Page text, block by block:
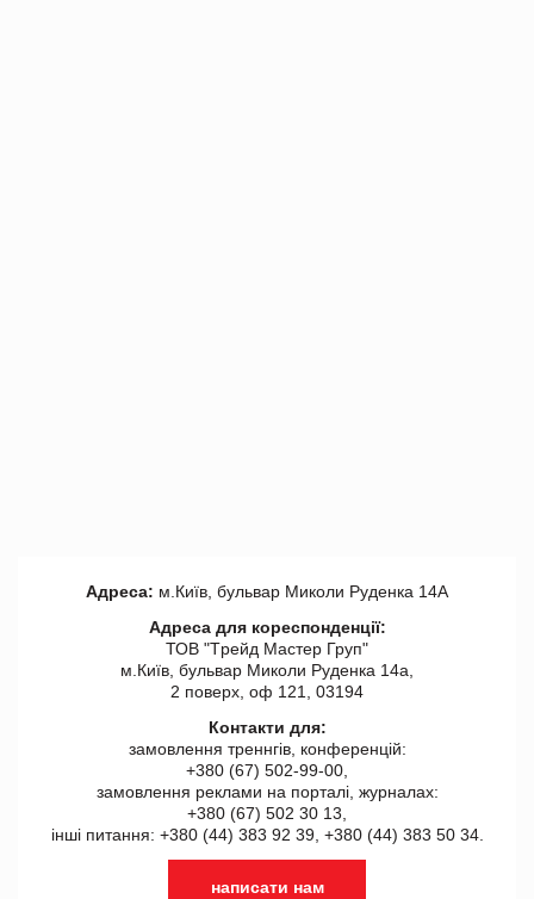
Адреса: м.Київ, бульвар Миколи Руденка 14А
Адреса для кореспонденції:
ТОВ "Tрейд Мастер Груп"
м.Київ, бульвар Миколи Руденка 14а,
2 поверх, оф 121, 03194
Контакти для:
замовлення треннгів, конференцій:
+380 (67) 502-99-00,
замовлення реклами на порталі, журналах:
+380 (67) 502 30 13,
інші питання: +380 (44) 383 92 39, +380 (44) 383 50 34.
написати нам